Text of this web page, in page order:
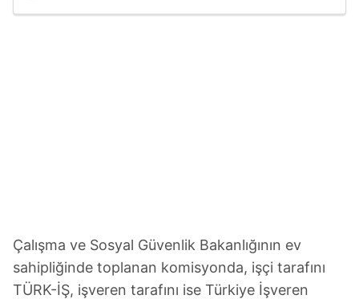
Çalışma ve Sosyal Güvenlik Bakanlığının ev
sahipliğinde toplanan komisyonda, işçi tarafını
TÜRK-İŞ, işveren tarafını ise Türkiye İşveren